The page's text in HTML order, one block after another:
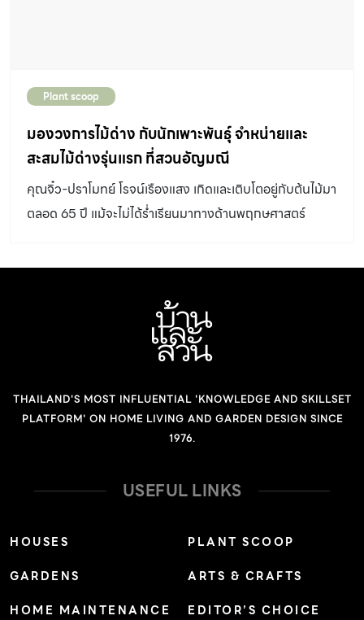
Plant scoop
มองวงการไม้ด่าง กับนักเพาะพันธุ์ จำหน่ายและ
สะสมไม้ด่างรุ่นแรก ที่สวนอัญมณี
คุณจิ๋ว-ปราโมทย์ โรจน์เรืองแสง เกิดและเติบโตอยู่กับต้นไม้มา
ตลอด 65 ปี แม้จะไม่ได้รํ่าเรียนมาทางด้านพฤกษศาสตร์
ตั้งสมาคมพฤกษชาติแห่งประเทศไทย อีกทั้งความชอบผสม
พันธุ์ไม้ใหม่ๆ ยังทําให้เขาสามารถผสมพันธุ์อโกลนีมาซึ่งเคยได้
ชื่อว่า “เขียวหมื่นปี”มาตลอด ให้กลายเป็นอโกลนีมาสีแดงได้
ให้ชาวต่างชาติได้ในราคา 1 ล้านบาทในยุคนั้น ปัจจุบันเขาเป็น
เจ้าของสวนอัญมณีซึ่งปลูกต้นไม้ไว้หลากหลายชนิดพันธุ์โดย
ต่างประเทศ แน่นอนว่าเขาย่อมเห็นการเปลี่ยนแปลงของตลาด
หลอดแถวสนามหลวง ตอนนั้นผมเคยไปช่วยคุณพ่อขายด้วย
ไม้ประดับที่นิยมกันในช่วงนั้นส่วนใหญ่เป็นไม้นํา เข้าอย่างบอน
THAILAND'S MOST INFLUENTIAL 'KNOWLEDGE AND SKILLSET
PLATFORM' ON HOME LIVING AND GARDEN DESIGN SINCE
1976.
USEFUL LINKS
HOUSES
GARDENS
HOME MAINTENANCE
PLANT SCOOP
ARTS & CRAFTS
EDITOR’S CHOICE